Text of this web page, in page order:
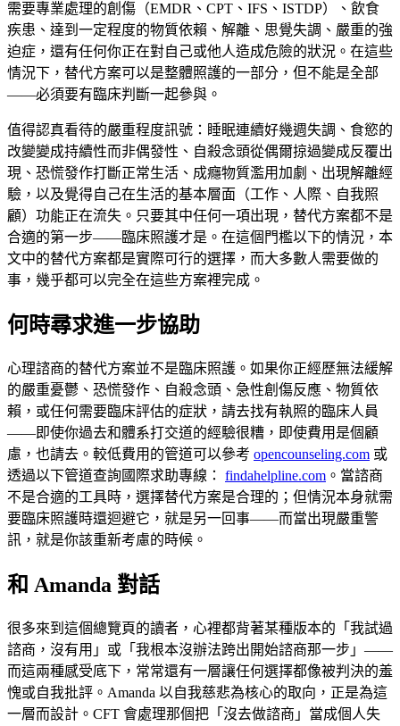
需要專業處理的創傷（EMDR、CPT、IFS、ISTDP）、飲食
疾患、達到一定程度的物質依賴、解離、思覺失調、嚴重的強
迫症，還有任何你正在對自己或他人造成危險的狀況。在這些
情況下，替代方案可以是整體照護的一部分，但不能是全部
——必須要有臨床判斷一起參與。
值得認真看待的嚴重程度訊號：睡眠連續好幾週失調、食慾的
改變變成持續性而非偶發性、自殺念頭從偶爾掠過變成反覆出
現、恐慌發作打斷正常生活、成癮物質濫用加劇、出現解離經
驗，以及覺得自己在生活的基本層面（工作、人際、自我照
顧）功能正在流失。只要其中任何一項出現，替代方案都不是
合適的第一步——臨床照護才是。在這個門檻以下的情況，本
文中的替代方案都是實際可行的選擇，而大多數人需要做的
事，幾乎都可以完全在這些方案裡完成。
何時尋求進一步協助
心理諮商的替代方案並不是臨床照護。如果你正經歷無法緩解
的嚴重憂鬱、恐慌發作、自殺念頭、急性創傷反應、物質依
賴，或任何需要臨床評估的症狀，請去找有執照的臨床人員
——即使你過去和體系打交道的經驗很糟，即使費用是個顧
慮，也請去。較低費用的管道可以參考 opencounseling.com 或
透過以下管道查詢國際求助專線： findahelpline.com 。當諮商
不是合適的工具時，選擇替代方案是合理的；但情況本身就需
要臨床照護時還迴避它，就是另一回事——而當出現嚴重警
訊，就是你該重新考慮的時候。
和 Amanda 對話
很多來到這個總覽頁的讀者，心裡都背著某種版本的「我試過
諮商，沒有用」或「我根本沒辦法跨出開始諮商那一步」——
而這兩種感受底下，常常還有一層讓任何選擇都像被判決的羞
愧或自我批評。Amanda 以自我慈悲為核心的取向，正是為這
一層而設計。CFT 會處理那個把「沒去做諮商」當成個人失